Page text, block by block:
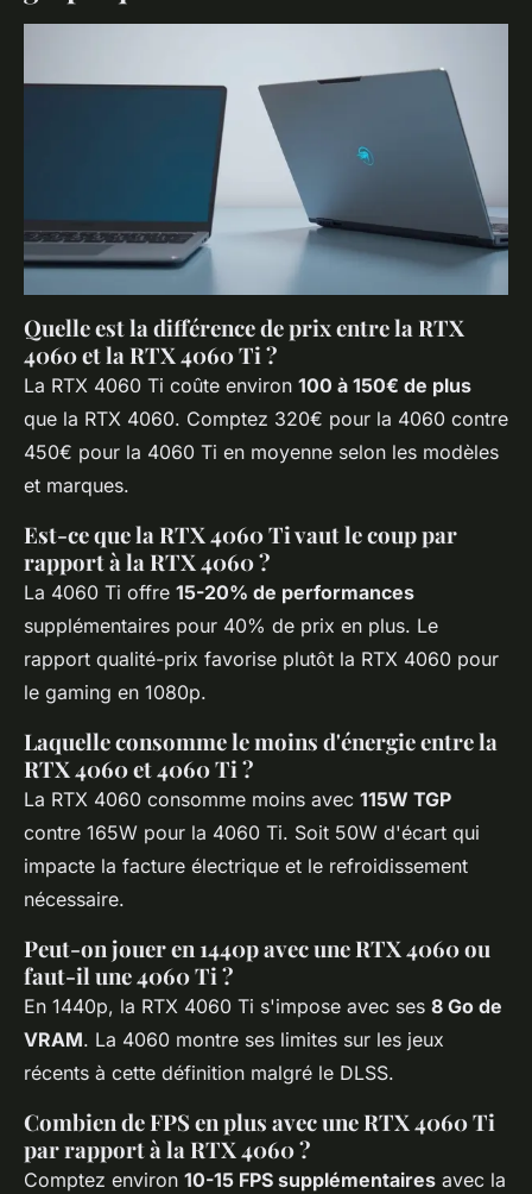
Quelle est la différence de prix entre la RTX
4060 et la RTX 4060 Ti ?
La RTX 4060 Ti coûte environ 100 à 150€ de plus
que la RTX 4060. Comptez 320€ pour la 4060 contre
450€ pour la 4060 Ti en moyenne selon les modèles
et marques.
Est-ce que la RTX 4060 Ti vaut le coup par
rapport à la RTX 4060 ?
La 4060 Ti offre 15-20% de performances
supplémentaires pour 40% de prix en plus. Le
rapport qualité-prix favorise plutôt la RTX 4060 pour
le gaming en 1080p.
Laquelle consomme le moins d'énergie entre la
RTX 4060 et 4060 Ti ?
La RTX 4060 consomme moins avec 115W TGP
contre 165W pour la 4060 Ti. Soit 50W d'écart qui
impacte la facture électrique et le refroidissement
nécessaire.
Peut-on jouer en 1440p avec une RTX 4060 ou
faut-il une 4060 Ti ?
En 1440p, la RTX 4060 Ti s'impose avec ses 8 Go de
VRAM. La 4060 montre ses limites sur les jeux
récents à cette définition malgré le DLSS.
Combien de FPS en plus avec une RTX 4060 Ti
par rapport à la RTX 4060 ?
Comptez environ 10-15 FPS supplémentaires avec la